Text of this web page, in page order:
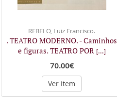
REBELO, Luiz Francisco.
. TEATRO MODERNO. - Caminhos
e figuras. TEATRO POR [...]
70.00€
Ver Item